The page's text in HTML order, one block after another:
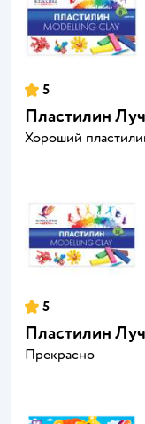
5
Пластилин
Хороший
5
Пластилин
Прекрасно